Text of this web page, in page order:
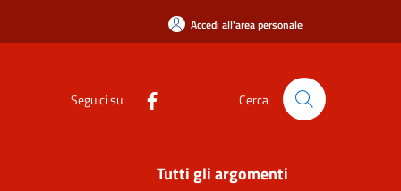
Accedi all'area personale
Seguici su Cerca
Tutti gli argomenti